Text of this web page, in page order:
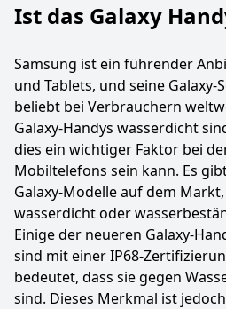
Ist das Galaxy
Samsung ist ein führender
und Tablets, und seine Galaxy-
beliebt bei Verbrauchern
Galaxy-Handys wasserdicht
dies ein wichtiger Faktor bei
Mobiltelefons sein kann. Es
Galaxy-Modelle auf dem
wasserdicht oder
Einige der neueren Galaxy-
sind mit einer IP68-
bedeutet, dass sie gegen
sind. Dieses Merkmal ist